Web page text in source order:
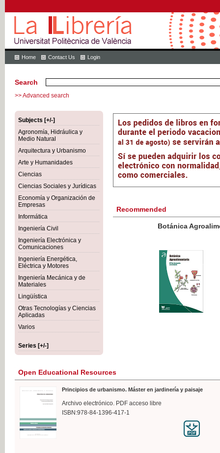
Home Contact Us Login
Search
>> Advanced search
Subjects [+/-]
Agronomía, Hidráulica y
Medio Natural
Arquitectura y Urbanismo
Arte y Humanidades
Ciencias
Ciencias Sociales y Jurídicas
Economía y Organización de
Empresas
Informática
Ingeniería Civil
Ingeniería Electrónica y
Comunicaciones
Ingeniería Energética,
Eléctrica y Motores
Ingeniería Mecánica y de
Materiales
Lingüística
Otras Tecnologías y Ciencias
Aplicadas
Varios
Series [+/-]
Recommended
Botánica Agroalimentaria
Open Educational Resources
Principios de urbanismo. Máster en jardinería y paisaje
Archivo electrónico. PDF acceso libre
ISBN:978-84-1396-417-1